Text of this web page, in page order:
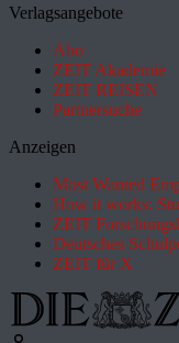
Verlagsangebote
Abo
ZEIT Akademie
ZEIT REISEN
Partnersuche
Anzeigen
Most Wanted
How it works:
ZEIT
Deutsches
ZEIT für X